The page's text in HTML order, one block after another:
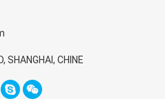
SHANGHAI, CHINE